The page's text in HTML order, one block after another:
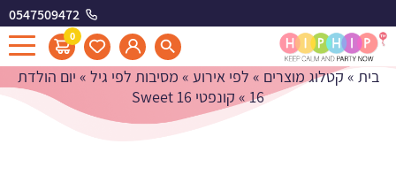
0547509472
0 קונפטי Sweet 16
בית » קטלוג מוצרים » לפי אירוע » מסיבות לפי גיל » יום הולדת
16
» קונפטי Sweet 16